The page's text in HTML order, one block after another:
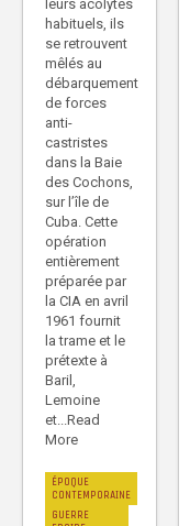
leurs acolytes
habituels, ils
se retrouvent
mêlés au
débarquement
de forces
anti-
castristes
dans la Baie
des Cochons,
sur l’île de
Cuba. Cette
opération
entièrement
préparée par
la CIA en avril
1961 fournit
la trame et le
prétexte à
Baril,
Lemoine
et...Read
More
ÉPOQUE
CONTEMPORAINE
GUERRE